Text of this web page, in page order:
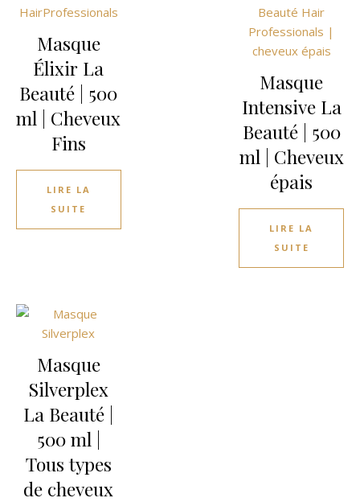
Masque
Élixir La
Beauté | 500
ml | Cheveux
Fins
LIRE LA
SUITE
Masque
Intensive La
Beauté | 500
ml | Cheveux
épais
LIRE LA
SUITE
Masque
Silverplex
La Beauté |
500 ml |
Tous types
de cheveux